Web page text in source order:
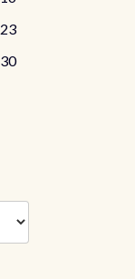
23
30